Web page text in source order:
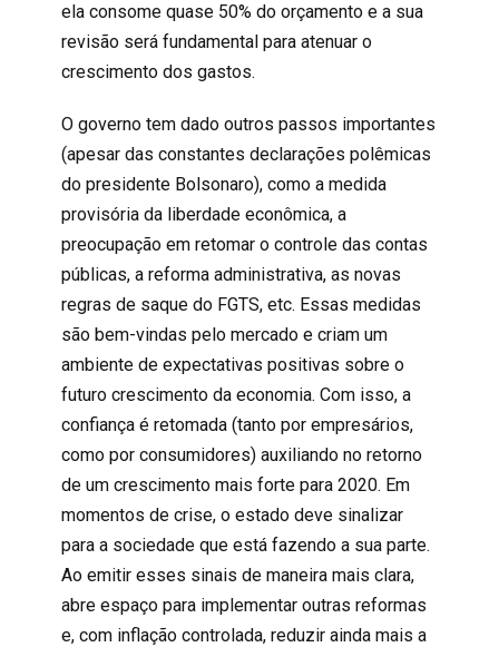
ela consome quase 50% do orçamento e a sua
revisão será fundamental para atenuar o
crescimento dos gastos.
O governo tem dado outros passos importantes
(apesar das constantes declarações polêmicas
do presidente Bolsonaro), como a medida
provisória da liberdade econômica, a
preocupação em retomar o controle das contas
públicas, a reforma administrativa, as novas
regras de saque do FGTS, etc. Essas medidas
são bem-vindas pelo mercado e criam um
ambiente de expectativas positivas sobre o
futuro crescimento da economia. Com isso, a
confiança é retomada (tanto por empresários,
como por consumidores) auxiliando no retorno
de um crescimento mais forte para 2020. Em
momentos de crise, o estado deve sinalizar
para a sociedade que está fazendo a sua parte.
Ao emitir esses sinais de maneira mais clara,
abre espaço para implementar outras reformas
e, com inflação controlada, reduzir ainda mais a